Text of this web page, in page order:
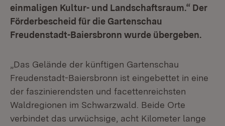
einmaligen Kultur- und Landschaftsraum.“ Der
Förderbescheid für die Gartenschau
Freudenstadt-Baiersbronn wurde übergeben.
„Das Gelände der künftigen Gartenschau
Freudenstadt-Baiersbronn ist eingebettet in eine
der faszinierendsten und facettenreichsten
Waldregionen im Schwarzwald. Beide Orte
verbindet das urwüchsige, acht Kilometer lange